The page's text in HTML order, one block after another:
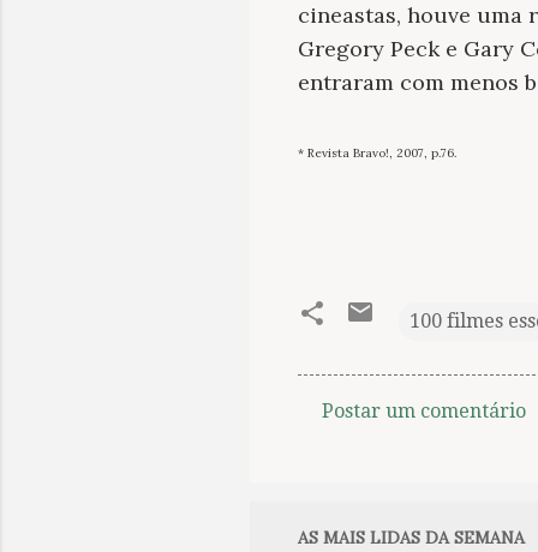
cineastas, houve uma
Gregory Peck e Gary
entraram com menos
* Revista Bravo!, 2007, p.76.
100 filmes
e
Postar um comentário
AS MAIS LIDAS DA SEMANA